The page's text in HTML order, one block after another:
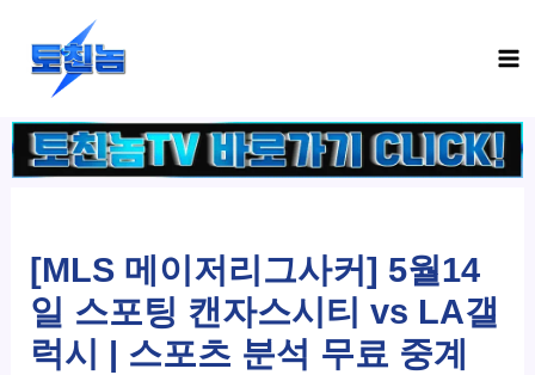
건
너
[MLS 메이저리그사커] 5월14
일 스포팅 캔자스시티 vs LA갤
럭시 | 스포츠 분석 무료 중계